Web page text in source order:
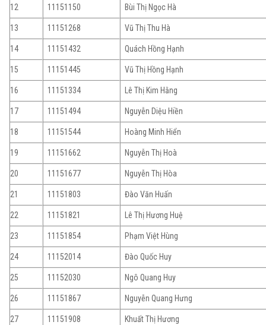
12 11151150 Bùi Thị Ngọc Hà
13 11151268 Vũ Thị Thu Hà
14 11151432 Quách Hồng Hạnh
15 11151445 Vũ Thị Hồng Hạnh
16 11151334 Lê Thị Kim Hằng
17 11151494 Nguyễn Diệu Hiền
18 11151544 Hoàng Minh Hiển
19 11151662 Nguyễn Thị Hoà
20 11151677 Nguyễn Thị Hòa
21 11151803 Đào Văn Huấn
22 11151821 Lê Thị Hương Huệ
23 11151854 Phạm Việt Hùng
24 11152014 Đào Quốc Huy
25 11152030 Ngô Quang Huy
26 11151867 Nguyễn Quang Hưng
27 11151908 Khuất Thị Hương